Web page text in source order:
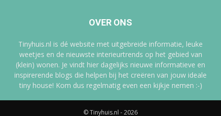
OVER ONS
Tinyhuis.nl is dé website met uitgebreide informatie, leuke
weetjes en de nieuwste interieurtrends op het gebied van
(klein) wonen. Je vindt hier dagelijks nieuwe informatieve en
inspirerende blogs die helpen bij het creëren van jouw ideale
tiny house! Kom dus regelmatig even een kijkje nemen :-)
© Tinyhuis.nl - 2026